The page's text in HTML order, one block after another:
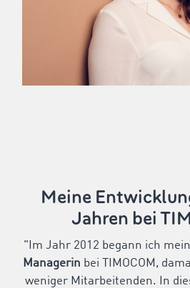
Meine
Jahren bei
"Im Jahr 2012 begann ich
Managerin bei TIMOCOM,
weniger Mitarbeitenden. In